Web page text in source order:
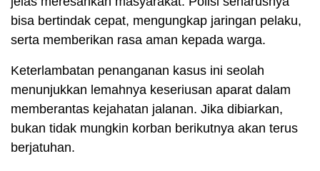
bisa bertindak cepat, mengungkap jaringan pelaku,
serta memberikan rasa aman kepada warga.
Keterlambatan penanganan kasus ini seolah
menunjukkan lemahnya keseriusan aparat dalam
memberantas kejahatan jalanan. Jika dibiarkan,
bukan tidak mungkin korban berikutnya akan terus
berjatuhan.